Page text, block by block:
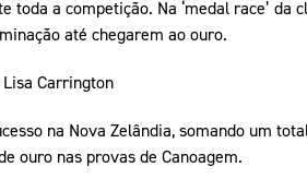
toda a competição. Na ‘medal race’
até chegarem ao ouro.
Carrington
na Nova Zelândia, somando um
ouro nas provas de Canoagem.